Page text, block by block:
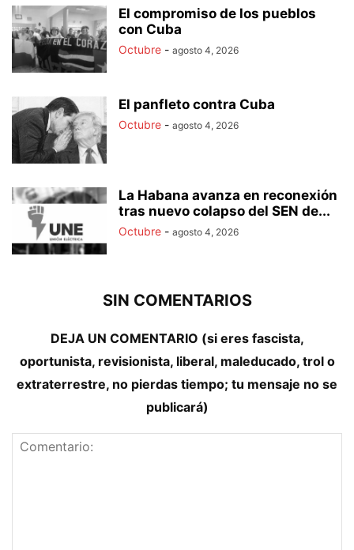
El compromiso de los pueblos
con Cuba
Octubre - agosto 4, 2026
El panfleto contra Cuba
Octubre - agosto 4, 2026
La Habana avanza en reconexión
tras nuevo colapso del SEN de...
Octubre - agosto 4, 2026
SIN COMENTARIOS
DEJA UN COMENTARIO (si eres fascista,
oportunista, revisionista, liberal, maleducado, trol o
extraterrestre, no pierdas tiempo; tu mensaje no se
publicará)